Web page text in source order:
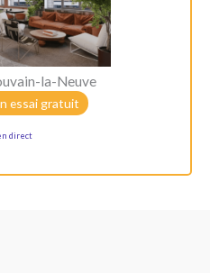
la-Neuve
essai gratuit
direct